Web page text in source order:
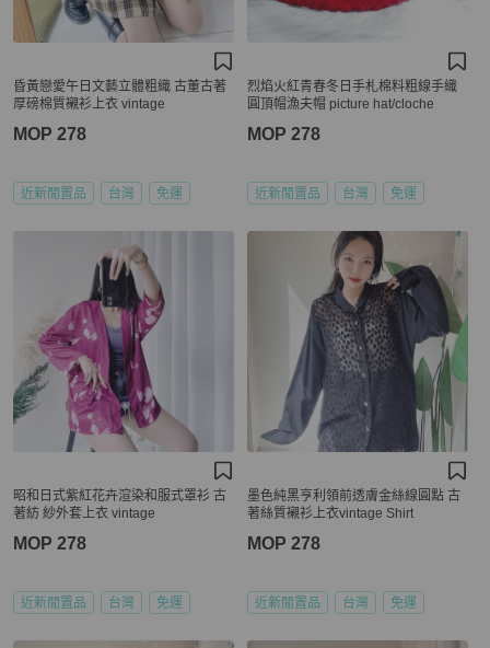
昏黃戀愛午日文藝立體粗織 古董古著
厚磅棉質襯衫上衣 vintage
MOP 278
近新閒置品 台灣 免運
烈焰火紅青春冬日手札棉料粗線手織
圓頂帽漁夫帽 picture hat/cloche
MOP 278
近新閒置品 台灣 免運
昭和日式紫紅花卉渲染和服式罩衫 古
著紡 紗外套上衣 vintage
MOP 278
近新閒置品 台灣 免運
墨色純黑亨利領前透膚金絲線圓點 古
著絲質襯衫上衣vintage Shirt
MOP 278
近新閒置品 台灣 免運